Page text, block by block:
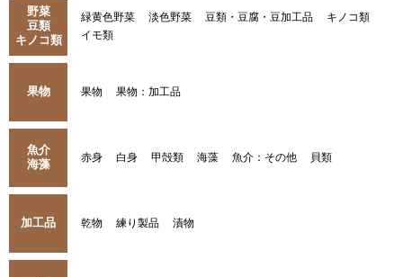
野菜
豆類
キノコ類
緑黄色野菜 淡色野菜 豆類・豆腐・豆加工品
キノコ類
イモ類
果物 果物 果物：加工品
魚介
海藻
赤身 白身 甲殻類 海藻 魚介：その他 貝類
加工品 乾物 練り製品 漬物